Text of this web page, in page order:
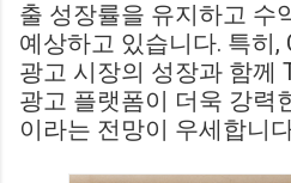
출 성장률을 유지하고 수
예상하고 있습니다. 특히,
광고 시장의 성장과 함께
광고 플랫폼이 더욱 강력
이라는 전망이 우세합니